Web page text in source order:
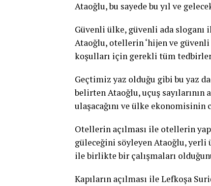
Ataoğlu, bu sayede bu yıl ve
Güvenli ülke, güvenli ada sloganı
Ataoğlu, otellerin ‘hijen ve
koşulları için gerekli tüm
Geçtimiz yaz olduğu gibi bu yaz
belirten Ataoğlu, uçuş sayılarının
ulaşacağını ve ülke ekonomisinin
Otellerin açılması ile otellerin
güleceğini söyleyen Ataoğlu, yerli
ile birlikte bir çalışmaları
Kapıların açılması ile Lefkoşa